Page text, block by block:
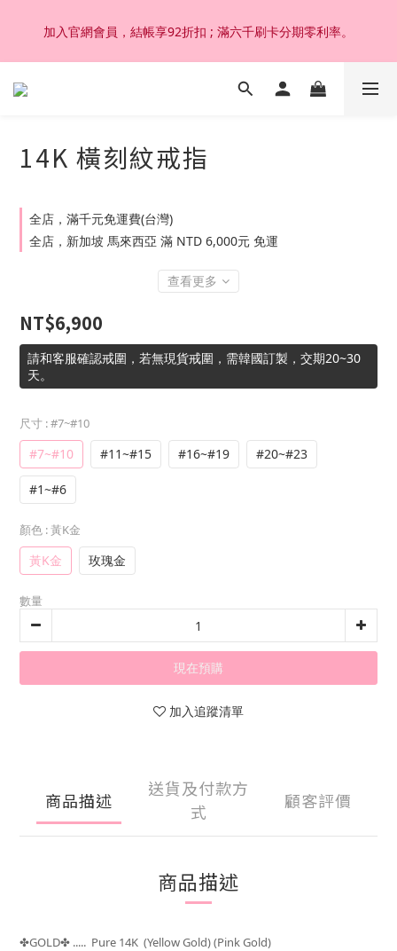
加入官網會員，結帳享92折扣 ; 滿六千刷卡分期零利率。
加入官網會員，結帳享92折扣 ; 滿六千刷卡分期零利率。
韓國設計製作。純14K 18K金，非鍍金非注金；洗澡，運動(汗
加入官網會員，結帳享92折扣 ; 滿六千刷卡分期零利率。
14K 橫刻紋戒指
全店，滿千元免運費(台灣)
全店，新加坡 馬來西亞 滿 NTD 6,000元 免運
查看更多
NT$6,900
請和客服確認戒圍，若無現貨戒圍，需韓國訂製，交期20~30
天。
尺寸 : #7~#10
#7~#10 #11~#15 #16~#19 #20~#23
#1~#6
顏色 : 黃K金
黃K金 玫瑰金
數量
現在預購
加入追蹤清單
商品描述
送貨及付款方
式
顧客評價
商品描述
✤GOLD✤ ..... Pure 14K (Yellow Gold) (Pink Gold)